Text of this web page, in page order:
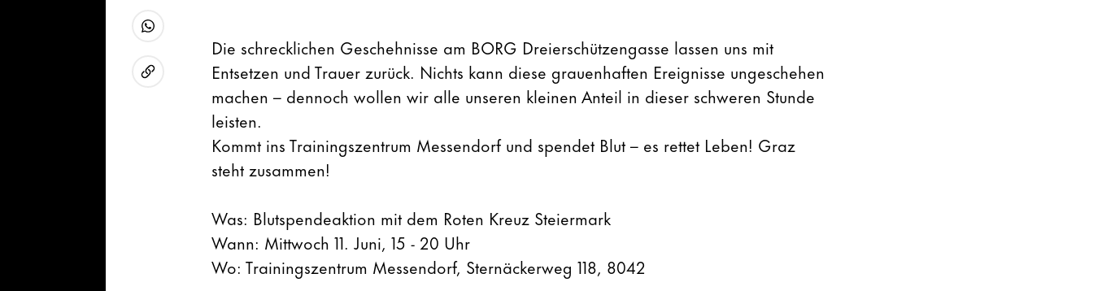
URL kopieren
Die schrecklichen Geschehnisse am BORG Dreierschützengasse lassen uns mit
Entsetzen und Trauer zurück. Nichts kann diese grauenhaften Ereignisse ungeschehen
machen – dennoch wollen wir alle unseren kleinen Anteil in dieser schweren Stunde
leisten.
Kommt ins Trainingszentrum Messendorf und spendet Blut – es rettet Leben! Graz
steht zusammen!
Was: Blutspendeaktion mit dem Roten Kreuz Steiermark
Wann: Mittwoch 11. Juni, 15 - 20 Uhr
Wo: Trainingszentrum Messendorf, Sternäckerweg 118, 8042